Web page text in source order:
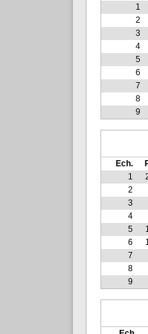
1
2
3
4
5
6
7
8
9
Ech.
1
2
3
4
5
6
7
8
9